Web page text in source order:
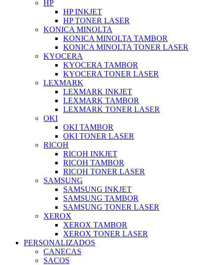
HP
HP INKJET
HP TONER LASER
KONICA MINOLTA
KONICA MINOLTA TAMBOR
KONICA MINOLTA TONER LASER
KYOCERA
KYOCERA TAMBOR
KYOCERA TONER LASER
LEXMARK
LEXMARK INKJET
LEXMARK TAMBOR
LEXMARK TONER LASER
OKI
OKI TAMBOR
OKI TONER LASER
RICOH
RICOH INKJET
RICOH TAMBOR
RICOH TONER LASER
SAMSUNG
SAMSUNG INKJET
SAMSUNG TAMBOR
SAMSUNG TONER LASER
XEROX
XEROX TAMBOR
XEROX TONER LASER
PERSONALIZADOS
CANECAS
SACOS